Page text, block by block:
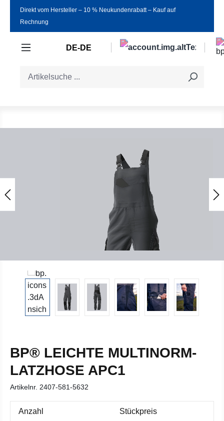
Zum Hauptinhalt springen
Direkt vom Hersteller ‒ 10 % Neukundenrabatt ‒ Kauf auf
Rechnung
DE-DE
BP® LEICHTE MULTINORM-
LATZHOSE APC1
Artikelnr. 2407-581-5632
Anzahl Stückpreis